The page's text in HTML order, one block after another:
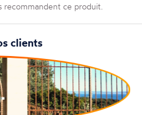
recommandent ce produit.
clients